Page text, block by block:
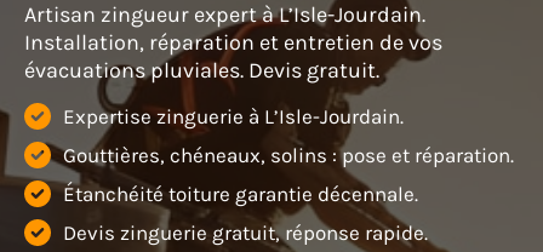
Artisan zingueur expert à L’Isle-Jourdain.
Installation, réparation et entretien de vos
évacuations pluviales. Devis gratuit.
Expertise zinguerie à L’Isle-Jourdain.
Gouttières, chéneaux, solins : pose et réparation.
Étanchéité toiture garantie décennale.
Devis zinguerie gratuit, réponse rapide.